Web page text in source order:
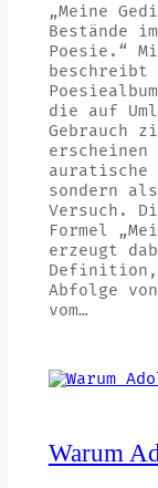
„Meine
Bestände
Poesie.“
beschreibt
die auf
Gebrauch
auratische
sondern
Versuch.
Formel
erzeugt
Definition,
Abfolge
vom…
Warum